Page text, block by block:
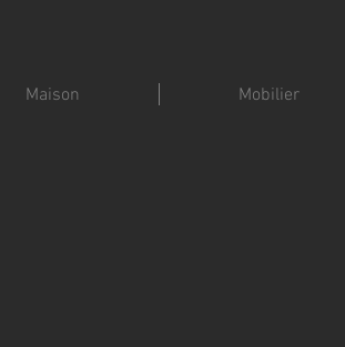
Maison Mobilier